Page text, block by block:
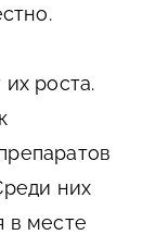
роста.
них
в месте